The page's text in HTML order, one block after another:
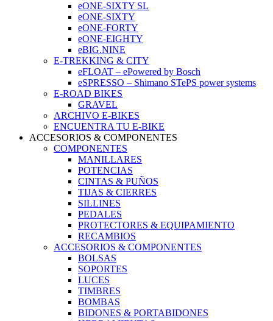
eONE-SIXTY SL
eONE-SIXTY
eONE-FORTY
eONE-EIGHTY
eBIG.NINE
E-TREKKING & CITY
eFLOAT – ePowered by Bosch
eSPRESSO – Shimano STePS power systems
E-ROAD BIKES
GRAVEL
ARCHIVO E-BIKES
ENCUENTRA TU E-BIKE
ACCESORIOS & COMPONENTES
COMPONENTES
MANILLARES
POTENCIAS
CINTAS & PUÑOS
TIJAS & CIERRES
SILLINES
PEDALES
PROTECTORES & EQUIPAMIENTO
RECAMBIOS
ACCESORIOS & COMPONENTES
BOLSAS
SOPORTES
LUCES
TIMBRES
BOMBAS
BIDONES & PORTABIDONES